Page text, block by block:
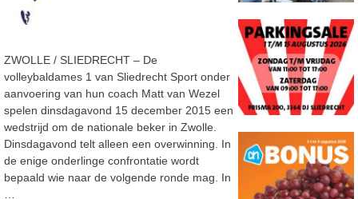
ZWOLLE / SLIEDRECHT – De
volleybaldames 1 van Sliedrecht Sport onder
aanvoering van hun coach Matt van Wezel
spelen dinsdagavond 15 december 2015 een
wedstrijd om de nationale beker in Zwolle.
Dinsdagavond telt alleen een overwinning. In
de enige onderlinge confrontatie wordt
bepaald wie naar de volgende ronde mag. In
…